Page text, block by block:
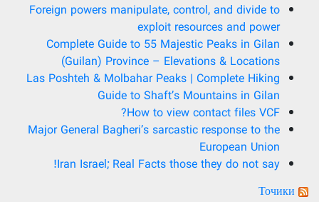
Foreign powers manipulate, control, and divide to
exploit resources and power
Complete Guide to 55 Majestic Peaks in Gilan
(Guilan) Province – Elevations & Locations
Las Poshteh & Molbahar Peaks | Complete Hiking
Guide to Shaft’s Mountains in Gilan
How to view contact files VCF?
Major General Bagheri’s sarcastic response to the
European Union
Iran Israel; Real Facts those they do not say!
Точики